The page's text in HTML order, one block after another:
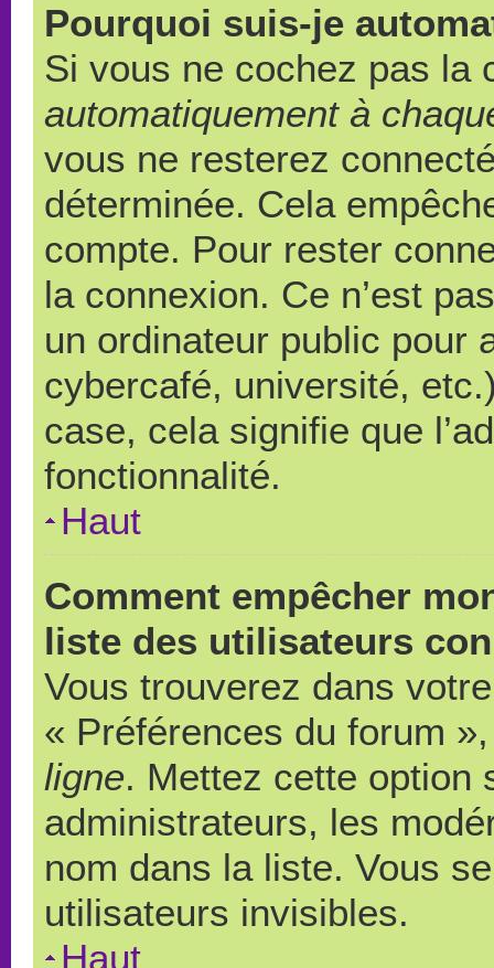
Pourquoi suis-je
Si vous ne cochez pas la
automatiquement à
vous ne resterez
déterminée. Cela
compte. Pour rester
la connexion. Ce n’est
un ordinateur public pour
cybercafé, université,
case, cela signifie que
fonctionnalité.
Haut
Comment empêcher
liste des utilisateurs
Vous trouverez dans
« Préférences du forum
ligne. Mettez cette option
administrateurs, les
nom dans la liste. Vous
utilisateurs invisibles.
Haut